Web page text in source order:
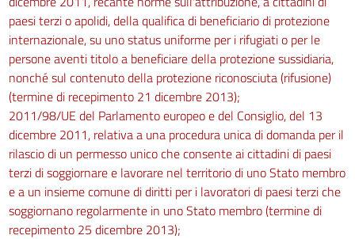
paesi terzi o apolidi, della qualifica di beneficiario di protezione
internazionale, su uno status uniforme per i rifugiati o per le
persone aventi titolo a beneficiare della protezione sussidiaria,
nonché sul contenuto della protezione riconosciuta (rifusione)
(termine di recepimento 21 dicembre 2013);
2011/98/UE del Parlamento europeo e del Consiglio, del 13
dicembre 2011, relativa a una procedura unica di domanda per il
rilascio di un permesso unico che consente ai cittadini di paesi
terzi di soggiornare e lavorare nel territorio di uno Stato membro
e a un insieme comune di diritti per i lavoratori di paesi terzi che
soggiornano regolarmente in uno Stato membro (termine di
recepimento 25 dicembre 2013);